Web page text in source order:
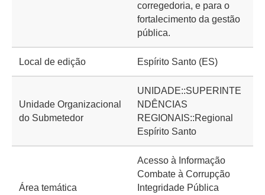
corregedoria, e para o
fortalecimento da gestão
pública.
Local de edição Espírito Santo (ES)
Unidade Organizacional
do Submetedor
UNIDADE::SUPERINTE
NDÊNCIAS
REGIONAIS::Regional
Espírito Santo
Área temática
Acesso à Informação
Combate à Corrupção
Integridade Pública